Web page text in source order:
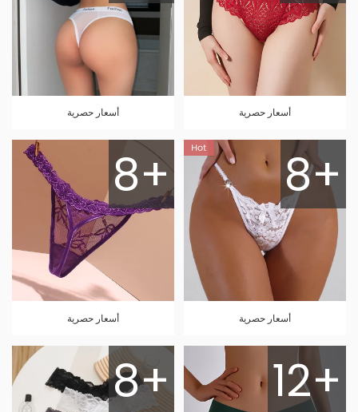
أسعار حصرية أسعار حصرية
8+
أسعار حصرية
8+
أسعار حصرية
12+
8+